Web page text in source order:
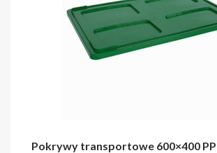
Pokrywy transportowe 600×400 PP